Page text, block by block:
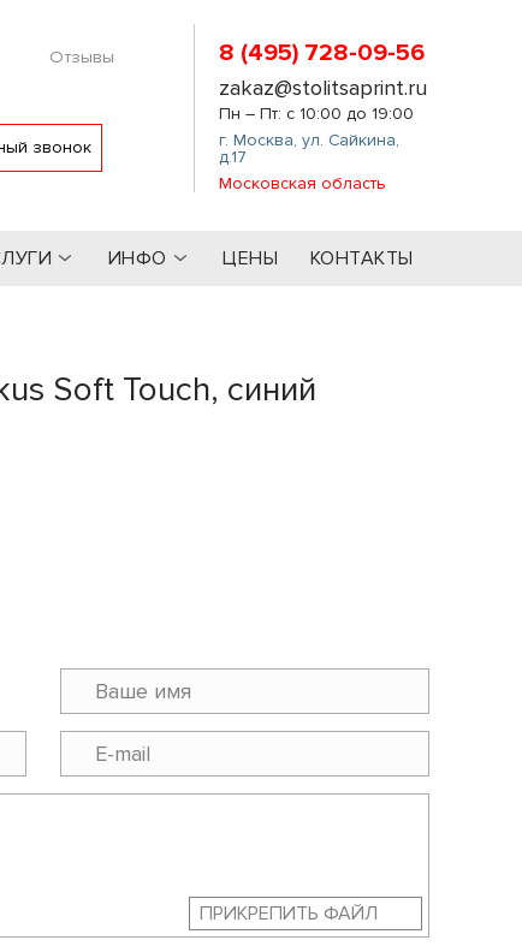
Отзывы
звонок
8 (495) 728-09-56
zakaz@stolitsaprint.ru
Пн – Пт: с 10:00 до 19:00
г. Москва,ул. Сайкина,
д.17
Московская область
ИНФО ЦЕНЫ КОНТАКТЫ
Soft Touch, синий
ПРИКРЕПИТЬ ФАЙЛ